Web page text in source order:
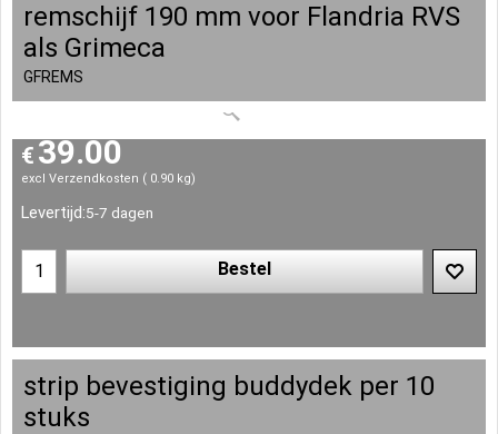
remschijf 190 mm voor Flandria RVS
als Grimeca
GFREMS
€39.00
excl Verzendkosten 0.90 kg
Levertijd:5-7 dagen
Bestel
strip bevestiging buddydek per 10
stuks